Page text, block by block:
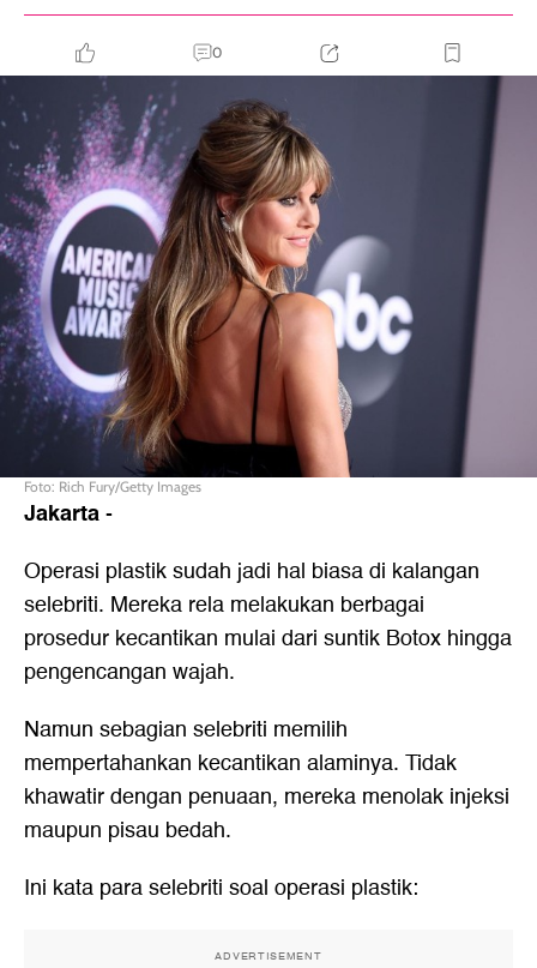
0
Foto: Rich Fury/Getty Images
Jakarta-
Operasi plastik sudah jadi hal biasa di kalangan
selebriti. Mereka rela melakukan berbagai
prosedur kecantikan mulai dari suntik Botox hingga
pengencangan wajah.
Namun sebagian selebriti memilih
mempertahankan kecantikan alaminya. Tidak
khawatir dengan penuaan, mereka menolak injeksi
maupun pisau bedah.
Ini kata para selebriti soal operasi plastik:
ADVERTISEMENT